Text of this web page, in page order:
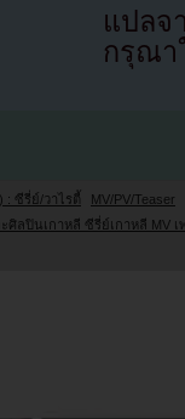
แปล
กรุณา
: ซีรี่ย์/วาไรตี้
MV/PV/Teaser
ศิลปินเกาหลี ซีรี่ย์เกาหลี MV